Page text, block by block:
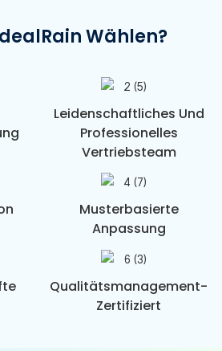
Wählen?
Leidenschaftliches Und
Professionelles
Vertriebsteam
Musterbasierte
Anpassung
Qualitätsmanagement-
Zertifiziert